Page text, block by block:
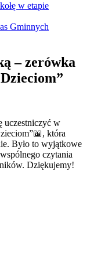
w etapie
Gminnych
– zerówka
uczestniczyć w
która
Było to wyjątkowe
czytania
Dziękujemy!